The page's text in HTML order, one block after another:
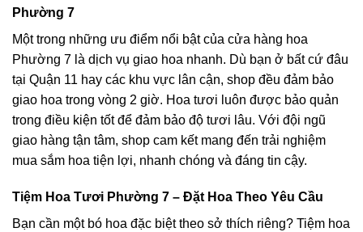
Phường 7
Một trong những ưu điểm nổi bật của cửa hàng hoa
Phường 7 là dịch vụ giao hoa nhanh. Dù bạn ở bất cứ đâu
tại Quận 11 hay các khu vực lân cận, shop đều đảm bảo
giao hoa trong vòng 2 giờ. Hoa tươi luôn được bảo quản
trong điều kiện tốt để đảm bảo độ tươi lâu. Với đội ngũ
giao hàng tận tâm, shop cam kết mang đến trải nghiệm
mua sắm hoa tiện lợi, nhanh chóng và đáng tin cậy.
Tiệm Hoa Tươi Phường 7 – Đặt Hoa Theo Yêu Cầu
Bạn cần một bó hoa đặc biệt theo sở thích riêng? Tiệm hoa